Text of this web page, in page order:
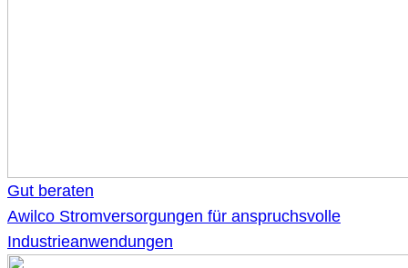
Gut beraten
Awilco Stromversorgungen für anspruchsvolle
Industrieanwendungen